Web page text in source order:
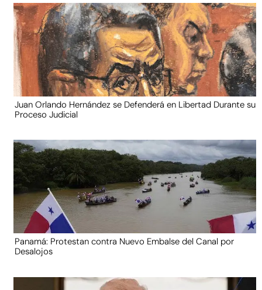
Juan Orlando Hernández se Defenderá en Libertad Durante su
Proceso Judicial
Panamá: Protestan contra Nuevo Embalse del Canal por
Desalojos